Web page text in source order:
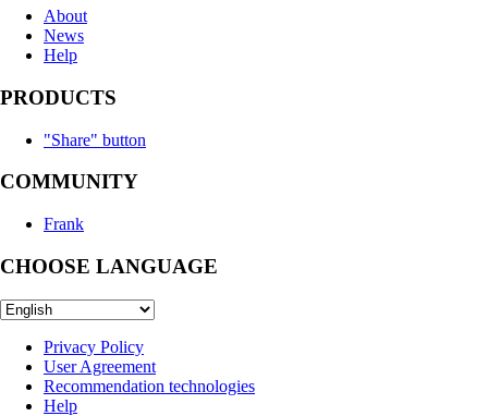
About
News
Help
PRODUCTS
"Share" button
COMMUNITY
Frank
CHOOSE LANGUAGE
Privacy Policy
User Agreement
Recommendation technologies
Help